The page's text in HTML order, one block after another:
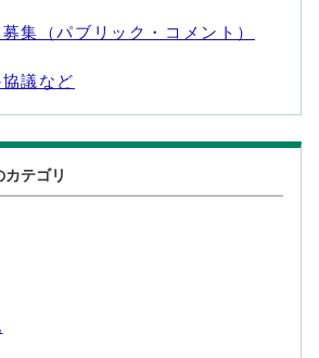
集（パブリック・コメント）
議など
テゴリ